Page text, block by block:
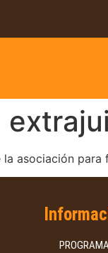
asociación